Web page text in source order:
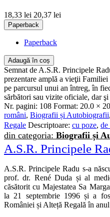
18,33 lei 20,37 lei
Paperback
Paperback
Adaugă în coș
Semnat de A.S.R. Principele
prezentare amplă a vieţii Familiei
pe parcursul unui an întreg, în
sărbători sau vizite oficiale, dar
Nr. pagini: 108 Format: 20.0 ×
români, Biografii și Autobiografii,
Regale Descriptoare: cu poze, de
din categoria: Biografii și
A.S.R. Principele
A.S.R. Principele Radu s-a
prof. dr. René Duda și al
căsătorit cu Majestatea Sa
la 21 septembrie 1996 și a
României și Alteță Regală în